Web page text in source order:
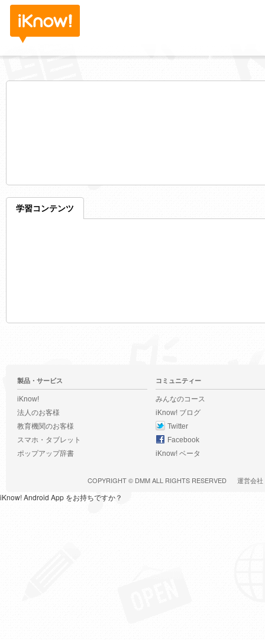
学習コンテンツ
製品・サービス
iKnow!
法人のお客様
教育機関のお客様
スマホ・タブレット
ポップアップ辞書
コミュニティー
みんなのコース
iKnow! ブログ
Twitter
Facebook
iKnow! ベータ
COPYRIGHT © DMMALL RIGHTS RESERVED 運営会社
iKnow! Android App をお持ちですか？